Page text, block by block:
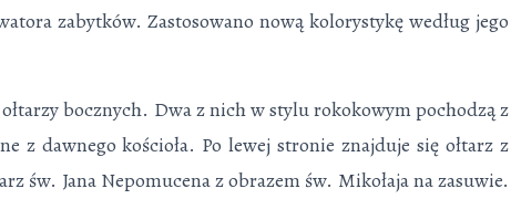
zabytków. Zastosowano nową kolorystykę według jego
bocznych. Dwa z nich w stylu rokokowym pochodzą z
z dawnego kościoła. Po lewej stronie znajduje się ołtarz z
św. Jana Nepomucena z obrazem św. Mikołaja na zasuwie.